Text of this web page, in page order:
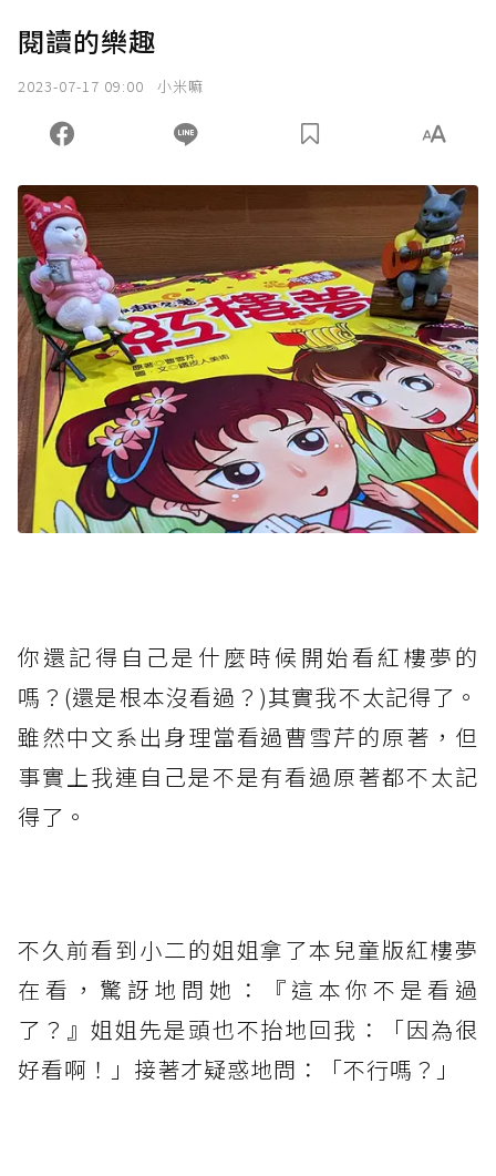
閱讀的樂趣
2023-07-17 09:00 小米嘛
你還記得自己是什麼時候開始看紅樓夢的
嗎？(還是根本沒看過？)其實我不太記得了。
雖然中文系出身理當看過曹雪芹的原著，但
事實上我連自己是不是有看過原著都不太記
得了。
不久前看到小二的姐姐拿了本兒童版紅樓夢
在看，驚訝地問她：『這本你不是看過
了？』姐姐先是頭也不抬地回我：「因為很
好看啊！」接著才疑惑地問：「不行嗎？」